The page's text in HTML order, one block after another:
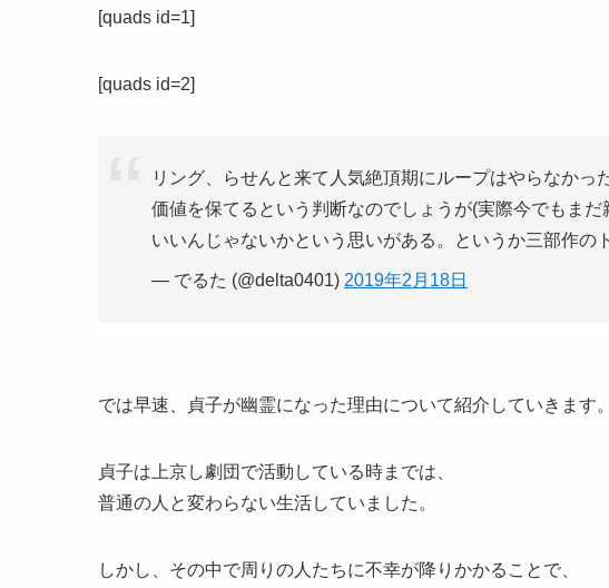
[quads id=1]
[quads id=2]
リング、らせんと来て人気絶頂期にループはやらなか
価値を保てるという判断なのでしょうが(実際今でもま
いいんじゃないかという思いがある。というか三部作の
— でるた (@delta0401) 2019年2月18日
では早速、貞子が幽霊になった理由について紹介していきます。
貞子は上京し劇団で活動している時までは、
普通の人と変わらない生活していました。
しかし、その中で周りの人たちに不幸が降りかかることで、